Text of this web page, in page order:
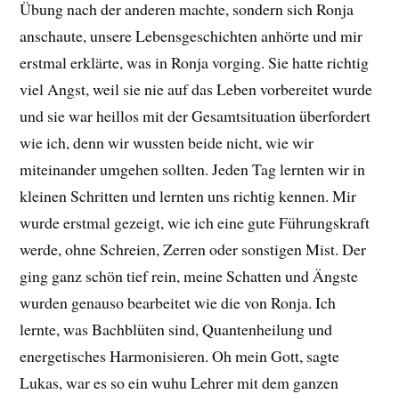
Übung nach der anderen machte, sondern sich Ronja
anschaute, unsere Lebensgeschichten anhörte und mir
erstmal erklärte, was in Ronja vorging. Sie hatte richtig
viel Angst, weil sie nie auf das Leben vorbereitet wurde
und sie war heillos mit der Gesamtsituation überfordert
wie ich, denn wir wussten beide nicht, wie wir
miteinander umgehen sollten. Jeden Tag lernten wir in
kleinen Schritten und lernten uns richtig kennen. Mir
wurde erstmal gezeigt, wie ich eine gute Führungskraft
werde, ohne Schreien, Zerren oder sonstigen Mist. Der
ging ganz schön tief rein, meine Schatten und Ängste
wurden genauso bearbeitet wie die von Ronja. Ich
lernte, was Bachblüten sind, Quantenheilung und
energetisches Harmonisieren. Oh mein Gott, sagte
Lukas, war es so ein wuhu Lehrer mit dem ganzen